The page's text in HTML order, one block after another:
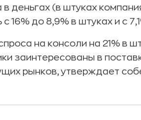
в деньгах (в штуках
16% до 8,9% в штуках и с
на консоли на 21% в
заинтересованы в
рынков, утверждает